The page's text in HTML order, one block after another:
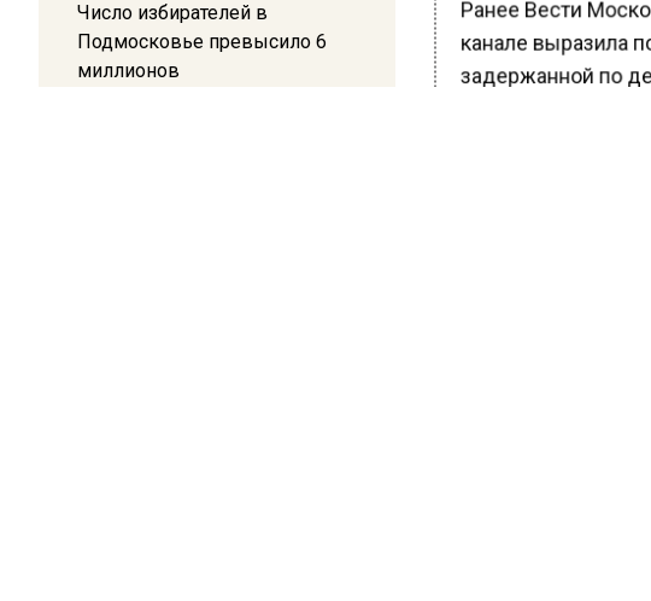
Число избирателей в
Подмосковье превысило 6
миллионов
Ранее Вести
канале выразила
задержанной по